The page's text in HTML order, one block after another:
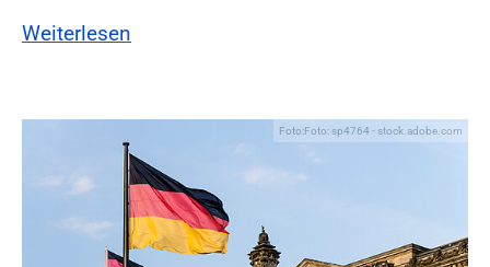
Weiterlesen
Foto:Foto: sp4764 - stock.adobe.com